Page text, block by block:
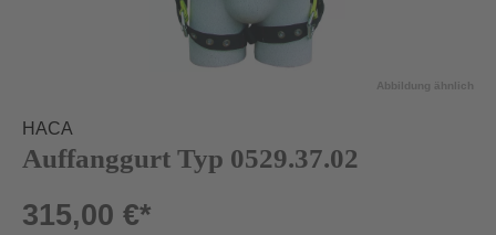
Abbildung ähnlich
HACA
Auffanggurt Typ 0529.37.02
315,00 €*